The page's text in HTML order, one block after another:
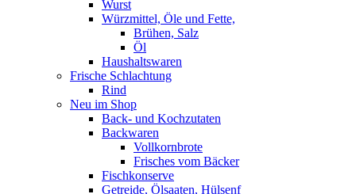
Wurst
Würzmittel, Öle und Fette,
Brühen, Salz
Öl
Haushaltswaren
Frische Schlachtung
Rind
Neu im Shop
Back- und Kochzutaten
Backwaren
Vollkornbrote
Frisches vom Bäcker
Fischkonserve
Getreide, Ölsaaten, Hülsenf